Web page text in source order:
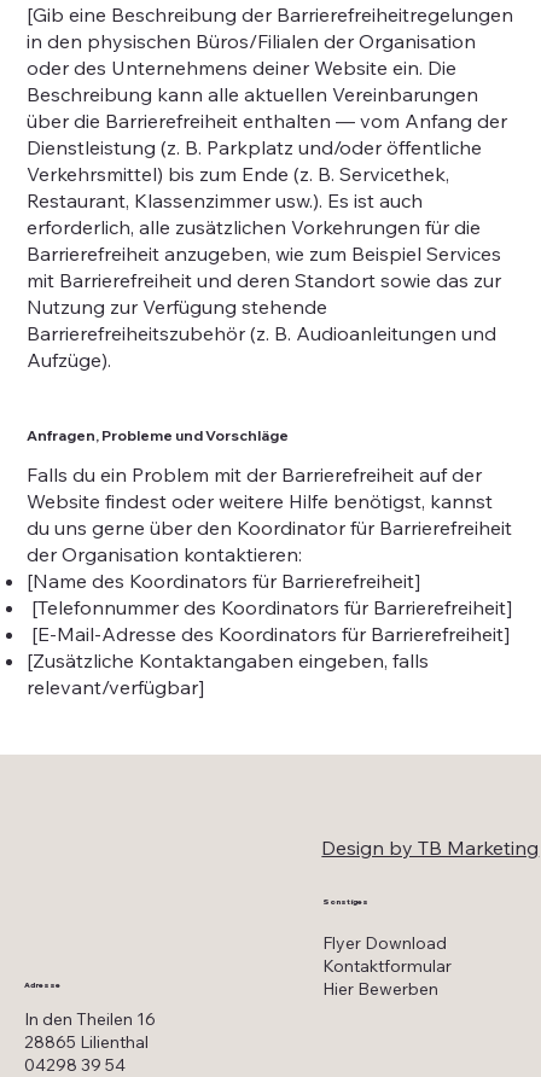
[Gib eine Beschreibung der Barrierefreiheitregelungen
in den physischen Büros/Filialen der Organisation
oder des Unternehmens deiner Website ein. Die
Beschreibung kann alle aktuellen Vereinbarungen
über die Barrierefreiheit enthalten — vom Anfang der
Dienstleistung (z. B. Parkplatz und/oder öffentliche
Verkehrsmittel) bis zum Ende (z. B. Servicethek,
Restaurant, Klassenzimmer usw.). Es ist auch
erforderlich, alle zusätzlichen Vorkehrungen für die
Barrierefreiheit anzugeben, wie zum Beispiel Services
mit Barrierefreiheit und deren Standort sowie das zur
Nutzung zur Verfügung stehende
Barrierefreiheitszubehör (z. B. Audioanleitungen und
Aufzüge).
Anfragen, Probleme und Vorschläge
Falls du ein Problem mit der Barrierefreiheit auf der
Website findest oder weitere Hilfe benötigst, kannst
du uns gerne über den Koordinator für Barrierefreiheit
der Organisation kontaktieren:
[Name des Koordinators für Barrierefreiheit]
[Telefonnummer des Koordinators für Barrierefreiheit]
[E-Mail-Adresse des Koordinators für Barrierefreiheit]
[Zusätzliche Kontaktangaben eingeben, falls
relevant/verfügbar]
In den Theilen 16
28865 Lilienthal
04298 39 54
Adresse
Design by TB Marketing
Sonstiges
Flyer Download
Kontaktformular
Hier Bewerben